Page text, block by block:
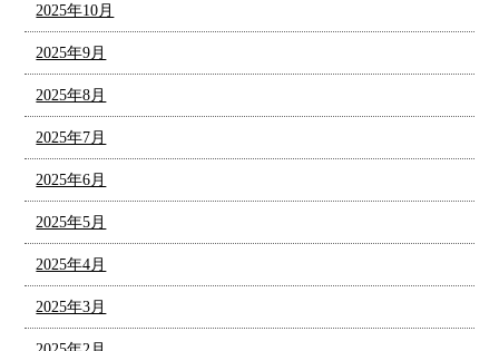
2025年10月
2025年9月
2025年8月
2025年7月
2025年6月
2025年5月
2025年4月
2025年3月